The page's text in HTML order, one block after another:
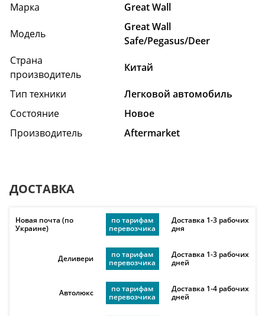
Марка Great Wall
Модель
Great Wall
Safe/Pegasus/Deer
Страна
производитель
Китай
Тип техники
Легковой автомобиль
Состояние
Hовое
Производитель
Aftermarket
ДОСТАВКА
Новая почта (по
Украине)
по тарифам
перевозчика
Доставка 1-3 рабочих
дня
Деливери
по тарифам
перевозчика
Доставка 1-3 рабочих
дней
Автолюкс
по тарифам
перевозчика
Доставка 1-4 рабочих
дней